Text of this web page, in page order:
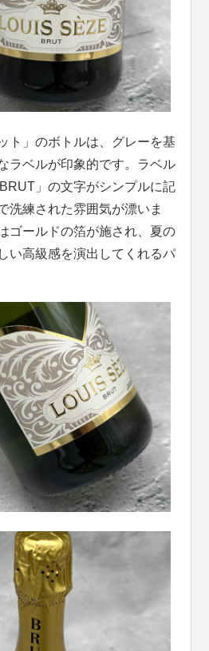
ト」のボトルは、グレーを基
ラベルが印象的です。ラベル
」の文字がシンプルに記
洗練された雰囲気が漂いま
ゴールドの箔が施され、夏の
い高級感を演出してくれるパ